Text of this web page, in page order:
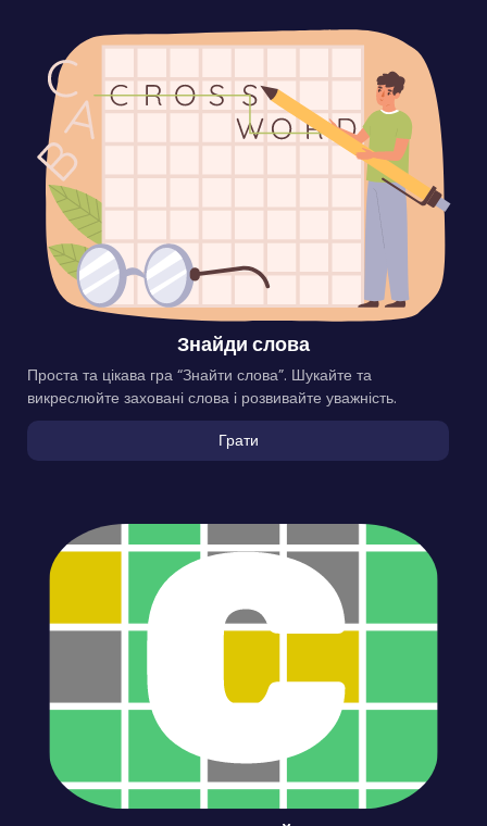
Знайди слова
Проста та цікава гра “Знайти слова”. Шукайте та
викреслюйте заховані слова і розвивайте уважність.
Грати